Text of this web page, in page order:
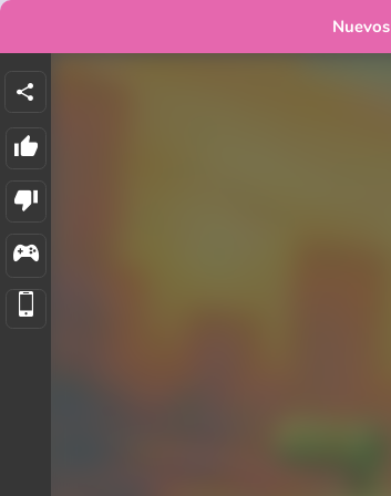
Nuevos